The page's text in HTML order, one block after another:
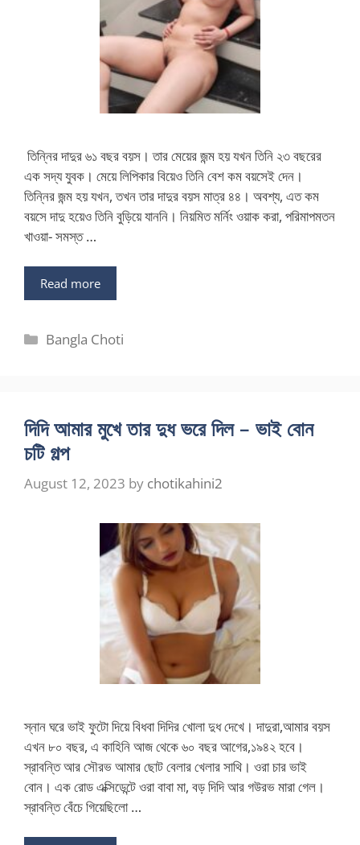
তিন্নির দাদুর ৬১ বছর বয়স। তার মেয়ের জন্ম হয় যখন তিনি ২৩ বছরের
এক সদ্য যুবক। মেয়ে লিপিকার বিয়েও তিনি বেশ কম বয়সেই দেন।
তিন্নির জন্ম হয় যখন, তখন তার দাদুর বয়স মাত্র ৪৪। অবশ্য, এত কম
বয়সে দাদু হয়েও তিনি বুড়িয়ে যাননি। নিয়মিত মর্নিং ওয়াক করা, পরিমাপমতন
খাওয়া- সমস্ত …
Read more
Categories
Bangla Choti
দিদি আমার মুখে তার দুধ ভরে দিল – ভাই বোন
চটি গল্প
August 12, 2023 by chotikahini2
স্নান ঘরে ভাই ফুটো দিয়ে বিধবা দিদির খোলা দুধ দেখে। দাদুরা,আমার বয়স
এখন ৮০ বছর, এ কাহিনি আজ থেকে ৬০ বছর আগের,১৯৪২ হবে।
স্রাবন্তি আর সৌরভ আমার ছোট বেলার খেলার সাথি। ওরা চার ভাই
বোন। এক রোড এক্সিডেন্টে ওরা বাবা মা, বড় দিদি আর গউরভ মারা গেল।
স্রাবন্তি বেঁচে গিয়েছিলো …